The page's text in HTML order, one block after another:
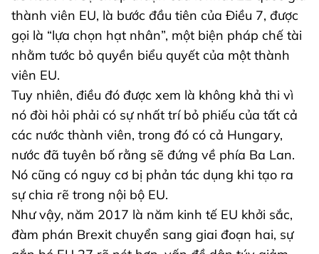
thành viên EU, là bước đầu tiên của Điều 7, được
gọi là “lựa chọn hạt nhân”, một biện pháp chế tài
nhằm tước bỏ quyền biểu quyết của một thành
viên EU.
Tuy nhiên, điều đó được xem là không khả thi vì
nó đòi hỏi phải có sự nhất trí bỏ phiếu của tất cả
các nước thành viên, trong đó có cả Hungary,
nước đã tuyên bố rằng sẽ đứng về phía Ba Lan.
Nó cũng có nguy cơ bị phản tác dụng khi tạo ra
sự chia rẽ trong nội bộ EU.
Như vậy, năm 2017 là năm kinh tế EU khởi sắc,
đàm phán Brexit chuyển sang giai đoạn hai, sự